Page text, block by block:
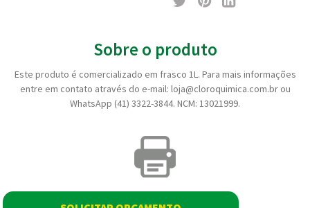
Sobre o produto
Este produto é comercializado em frasco 1L. Para mais informações
entre em contato através do e-mail: loja@cloroquimica.com.br ou
WhatsApp (41) 3322-3844. NCM: 13021999.